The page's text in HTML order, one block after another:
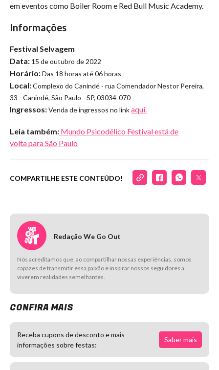
em eventos como Boiler Room e Red Bull Music Academy.
Informações
Festival Selvagem
Data: 15 de outubro de 2022
Horário:Das 18 horas até 06 horas
Local:Complexo do Canindé - rua Comendador Nestor Pereira,
33 - Canindé, São Paulo - SP, 03034-070
Ingressos:Venda de ingressos no linkaqui.
Leia também: Mundo Psicodélico Festival está de
volta para São Paulo
COMPARTILHE ESTE CONTEÚDO!
Redação We Go Out
Nós acreditamos que, ao compartilhar nossas experiências, somos
capazes de transmitir essa paixão e inspirar nossos seguidores a
viverem realidades semelhantes.
CONFIRA MAIS
Receba cupons de desconto e mais
informações sobre festas:
Saber mais